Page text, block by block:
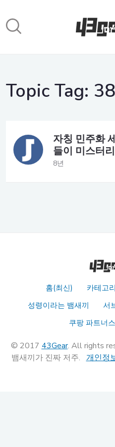
Topic Tag:
자칭 민주화
들이 미스터리
8년
홈(최신) 카테고리
성령이라는 뱀새끼
서
쿠팡 파트너스
© 2017 43Gear. All rights
뱀새끼가 진짜 저주. 개인정